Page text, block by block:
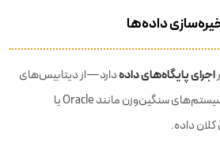
داده‌ها
اجرای پایگاه‌های دادهدارد—از دیتابیس‌های
سبک مانند MySQL گرفته تا سیستم‌های سنگین‌وزن مانند Oracle یا